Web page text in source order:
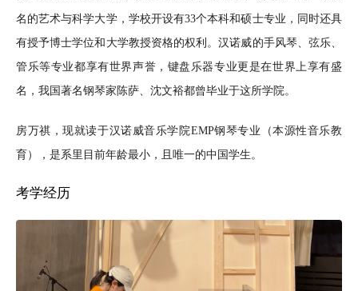
名的艺术与科学大学，学校开设有33个本科和硕士专业，同时还具
有授予博士学位和大学教授资格的权利。汉诺威的手风琴、弦乐、
管乐等专业都享有世界声誉，键盘乐器专业更是在世界上享有盛
名，我国著名钢琴家陈萨、沈文裕都曾毕业于这所学院。
房万祺，现就读于汉诺威音乐学院EMP钢琴专业（本源性音乐教
育），是系里目前年龄最小，且唯一的中国学生。
考学经历